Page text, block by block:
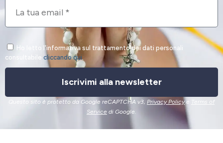
Ho letto l'informativa sul trattamento dei dati personali
consultabile cliccando qui.
Iscrivimi alla newsletter
Questo sito è protetto da Google reCAPTCHA v3, Privacy Policye Terms of
Service di Google.